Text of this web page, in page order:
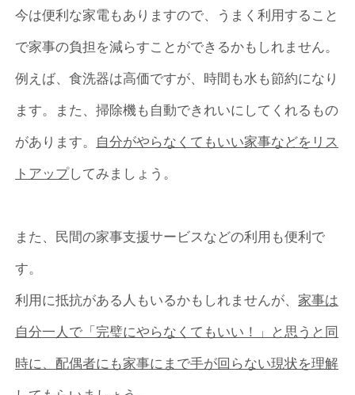
今は便利な家電もありますので、うまく利用すること
で家事の負担を減らすことができるかもしれません。
例えば、食洗器は高価ですが、時間も水も節約になり
ます。また、掃除機も自動できれいにしてくれるもの
があります。 自分がやらなくてもいい家事などをリス
トアップしてみましょう。
また、民間の家事支援サービスなどの利用も便利で
す。
利用に抵抗がある人もいるかもしれませんが、 家事は
自分一人で「完璧にやらなくてもいい！」と思うと同
時に、配偶者にも家事にまで手が回らない現状を理解